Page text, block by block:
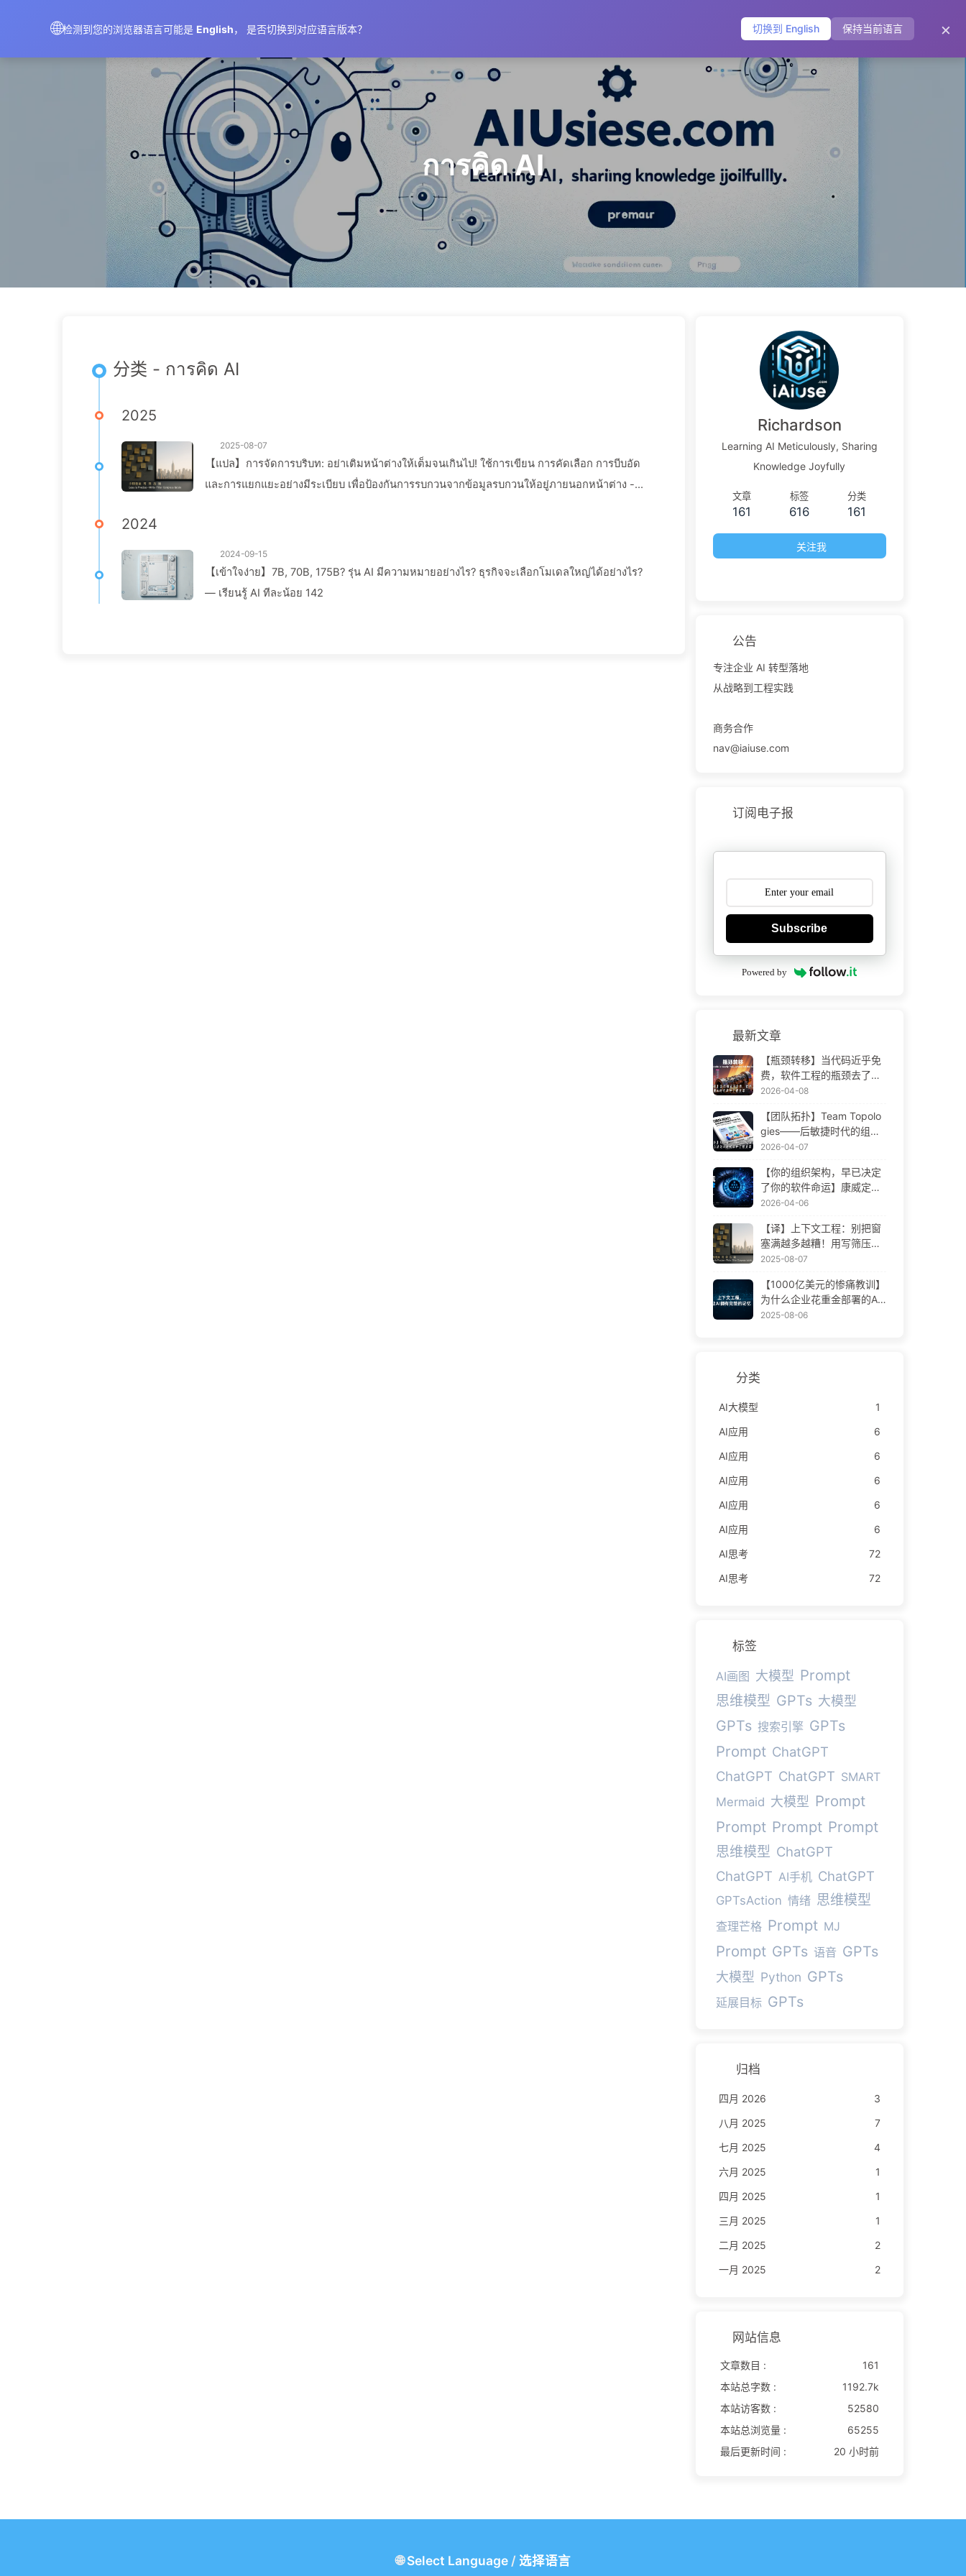
🌐检测到您的浏览器语言可能是 English， 是否切换到对应语言版本？ 切换到 English 保持当前语言 ×
AIMeticulously 标签 分类 友链 关于
การคิด AI
分类 - การคิด AI
2025
2025-08-07
【แปล】การจัดการบริบท: อย่าเติมหน้าต่างให้เต็มจนเกินไป! ใช้การเขียน การคัดเลือก การบีบอัด
และการแยกแยะอย่างมีระเบียบ เพื่อป้องกันการรบกวนจากข้อมูลรบกวนให้อยู่ภายนอกหน้าต่าง -
2024
2024-09-15
【เข้าใจง่าย】7B, 70B, 175B? รุ่น AI มีความหมายอย่างไร? ธุรกิจจะเลือกโมเดลใหญ่ได้อย่างไร?
— เรียนรู้ AI ทีละน้อย 142
Richardson
Learning AI Meticulously, Sharing
Knowledge Joyfully
文章
161
标签
616
分类
161
关注我
公告
专注企业 AI 转型落地
从战略到工程实践
商务合作
nav@iaiuse.com
订阅电子报
Subscribe
Powered by
最新文章
【瓶颈转移】当代码近乎免
费，软件工程的瓶颈去了哪
里 AI 时代软件工程变革——
2026-04-08
【团队拓扑】Team Topolo
gies——后敏捷时代的组织
设计方法论 AI 时代软件工程
2026-04-07
【你的组织架构，早已决定
了你的软件命运】康威定律
——被低估了 56 年的管理
——慢慢学AI171
2026-04-06
【译】上下文工程：别把窗
塞满越多越糟！用写筛压隔
四步，警惕投毒干扰混淆冲
学AI170
2025-08-07
【1000亿美元的惨痛教训】
为什么企业花重金部署的AI
助手，总在关键时刻“失
2025-08-06
分类
AI大模型
1
AI应用
6
AI应用
6
AI应用
6
AI应用
6
AI应用
6
AI思考
72
AI思考
72
标签
AI画图 大模型 Prompt
思维模型 GPTs 大模型
GPTs 搜索引擎 GPTs
Prompt ChatGPT
ChatGPT ChatGPT SMART
Mermaid 大模型 Prompt
Prompt Prompt Prompt
思维模型 ChatGPT
ChatGPT AI手机 ChatGPT
GPTsAction 情绪 思维模型
查理芒格 Prompt MJ
Prompt GPTs 语音 GPTs
大模型 Python GPTs
延展目标 GPTs
归档
四月 2026
3
八月 2025
7
七月 2025
4
六月 2025
1
四月 2025
1
三月 2025
1
二月 2025
2
一月 2025
2
网站信息
文章数目 :
161
本站总字数 :
1192.7k
本站访客数 :
52580
本站总浏览量 :
65255
最后更新时间 :
20 小时前
🌐Select Language/ 选择语言